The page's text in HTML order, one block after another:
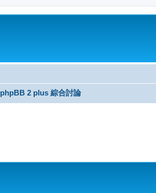
phpBB 2 plus 綜合討論